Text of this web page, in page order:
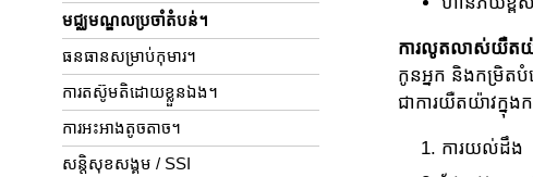
មជ្ឈមណ្ឌលប្រចាំតំបន់។
ធនធានសម្រាប់កុមារ។
ការតស៊ូមតិដោយខ្លួនឯង។
ការអះអាងតូចតាច។
សន្តិសុខសង្គម / SSI
ការលូតលាស់យឺតយ៉
កូនអ្នក និងកម្រិតបំ
ជាការយឺតយ៉ាវក្នុ
ការយល់ដឹង